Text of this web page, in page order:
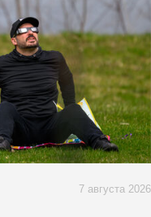
7 августа 2026